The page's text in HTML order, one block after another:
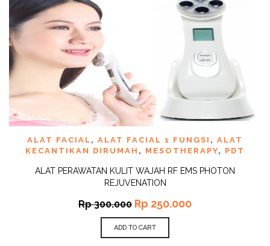
ALAT FACIAL , ALAT FACIAL 1 FUNGSI , ALAT
KECANTIKAN DIRUMAH , MESOTHERAPY, PDT
ALAT PERAWATAN KULIT WAJAH RF EMS PHOTON
REJUVENATION
Rp300.000 Rp 250.000
ADD TO CART